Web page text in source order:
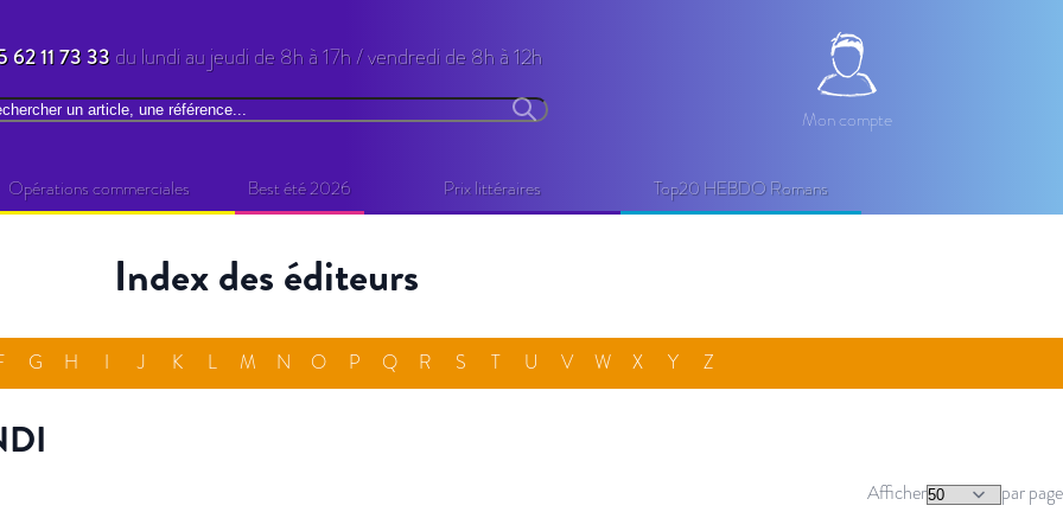
62 11 73 33 du lundi au jeudi de 8h à 17h / vendredi de 8h à 12h
Rechercher
Mon compte
Mon compte
Opérations commerciales Best été 2026 Prix littéraires Top20 HEBDO Romans
Index des éditeurs
G H I J K L M N O P Q R S T U V W X Y Z
Afficher par page